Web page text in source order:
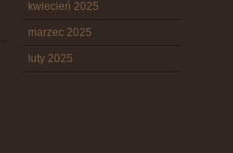
kwiecień 2025
marzec 2025
luty 2025